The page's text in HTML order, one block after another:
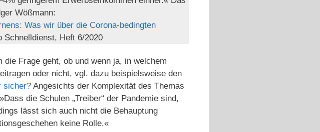
Wößmann:
Was wir über die Corona-bedingten
Schnelldienst, Heft 6/2020
Frage geht, ob und wenn ja, in welchem
oder nicht, vgl. dazu beispielsweise den
sicher? Angesichts der Komplexität des Themas
die Schulen „Treiber“ der Pandemie sind,
lässt sich auch nicht die Behauptung
keine Rolle.«